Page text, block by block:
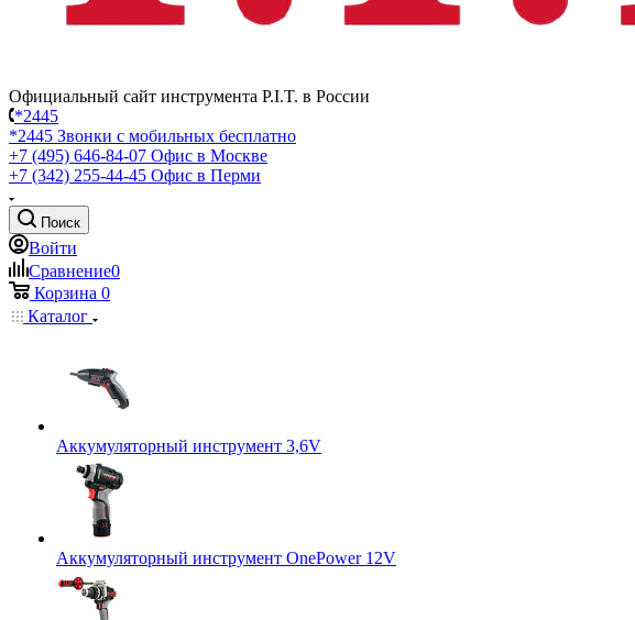
Официальный сайт инструмента P.I.T. в России
*2445
*2445 Звонки с мобильных бесплатно
+7 (495) 646-84-07 Офис в Москве
+7 (342) 255-44-45 Офис в Перми
Поиск
Войти
Сравнение0
Корзина 0
Каталог
Аккумуляторный инструмент 3,6V
Аккумуляторный инструмент OnePower 12V